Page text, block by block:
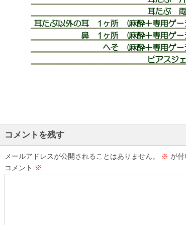
コメントを残す
メールアドレスが公開されることはありません。 ※ が付
コメント ※